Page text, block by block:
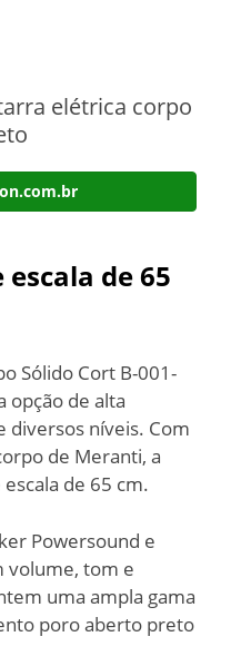
elétrica corpo
de 65
Sólido Cort B-001-
opção de alta
diversos níveis. Com
de Meranti, a
de 65 cm.
Powersound e
volume, tom e
uma ampla gama
poro aberto preto